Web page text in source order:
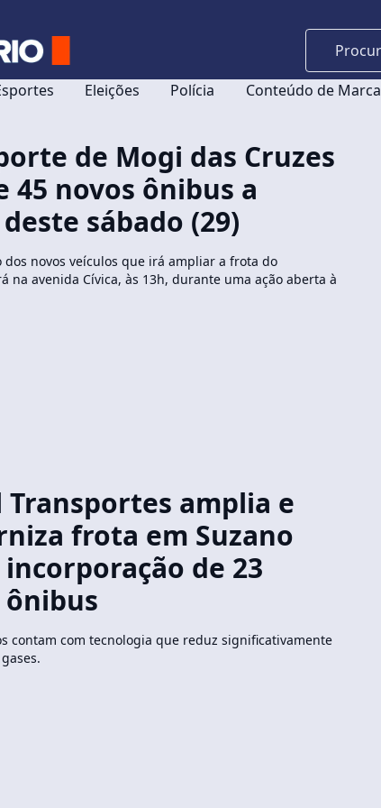
Eleições Polícia Conteúdo de Marca
de Mogi das Cruzes
45 novos ônibus a
sábado (29)
dos novos veículos que irá ampliar a frota do
na avenida Cívica, às 13h, durante uma ação aberta à
Transportes amplia e
frota em Suzano
de 23
ônibus
contam com tecnologia que reduz significativamente